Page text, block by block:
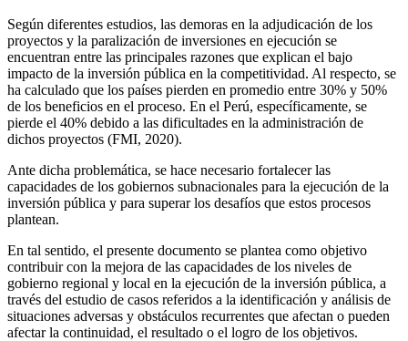
Según diferentes estudios, las demoras en la adjudicación de los
proyectos y la paralización de inversiones en ejecución se
encuentran entre las principales razones que explican el bajo
impacto de la inversión pública en la competitividad. Al respecto, se
ha calculado que los países pierden en promedio entre 30% y 50%
de los beneficios en el proceso. En el Perú, específicamente, se
pierde el 40% debido a las dificultades en la administración de
dichos proyectos (FMI, 2020).
Ante dicha problemática, se hace necesario fortalecer las
capacidades de los gobiernos subnacionales para la ejecución de la
inversión pública y para superar los desafíos que estos procesos
plantean.
En tal sentido, el presente documento se plantea como objetivo
contribuir con la mejora de las capacidades de los niveles de
gobierno regional y local en la ejecución de la inversión pública, a
través del estudio de casos referidos a la identificación y análisis de
situaciones adversas y obstáculos recurrentes que afectan o pueden
afectar la continuidad, el resultado o el logro de los objetivos.